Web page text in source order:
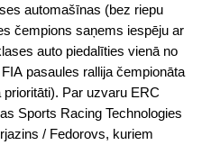
automašīnas (bez riepu
čempions saņems iespēju ar
auto piedalīties vienā no
pasaules rallija čempionāta
Par uzvaru ERC
Sports Racing Technologies
/ Fedorovs, kuriem